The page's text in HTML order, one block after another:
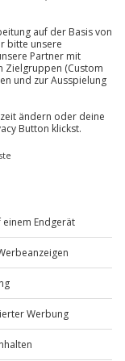
Termin
Zeiten,